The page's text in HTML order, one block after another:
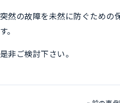
突然の故障を未然に防ぐための
す。
是非ご検討下さい。